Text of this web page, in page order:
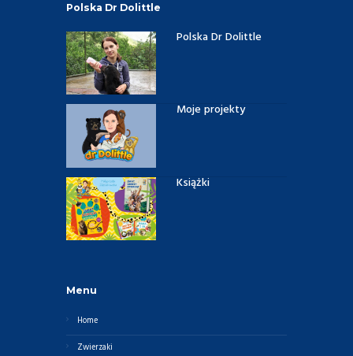
Polska Dr Dolittle
Polska Dr Dolittle
Moje projekty
Książki
Menu
Home
Zwierzaki